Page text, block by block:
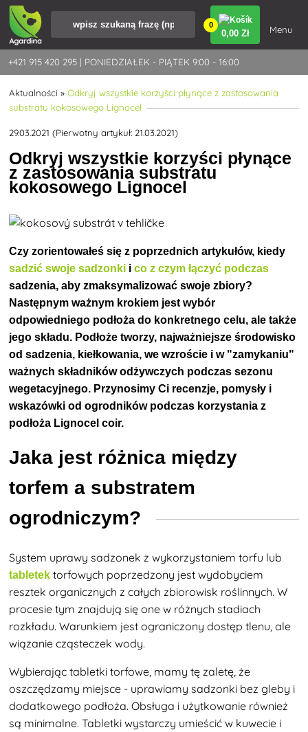
+421 915 420 295 | PONIEDZIAŁEK - PIĄTEK 9:00 - 16:00
0
0,00 Zł Menu
Aktualności »Odkryj wszystkie korzyści płynące z zastosowania
substratu kokosowego Lignocel
29.03.2021 (Pierwotny artykuł: 21.03.2021)
Odkryj wszystkie korzyści płynące
z zastosowania substratu
kokosowego Lignocel
Czy zorientowałeś się z poprzednich artykułów, kiedy
sadzić swoje sadzonki ico z czym łączyć podczas
sadzenia, aby zmaksymalizować swoje zbiory?
Następnym ważnym krokiem jest wybór
odpowiedniego podłoża do konkretnego celu, ale także
jego składu. Podłoże tworzy, najważniejsze środowisko
od sadzenia, kiełkowania, we wzroście i w "zamykaniu"
ważnych składników odżywczych podczas sezonu
wegetacyjnego. Przynosimy Ci recenzje, pomysły i
wskazówki od ogrodników podczas korzystania z
podłoża Lignocel coir.
Jaka jest różnica między
torfem a substratem
ogrodniczym?
System uprawy sadzonek z wykorzystaniem torfu lub
tabletek torfowych poprzedzony jest wydobyciem
resztek organicznych z całych zbiorowisk roślinnych. W
procesie tym znajdują się one w różnych stadiach
rozkładu. Warunkiem jest ograniczony dostęp tlenu, ale
wiązanie cząsteczek wody.
Wybierając tabletki torfowe, mamytę zaletę, że
oszczędzamy miejsce - uprawiamy sadzonki bez gleby i
dodatkowego podłoża. Obsługa i użytkowanie również
są minimalne. Tabletki wystarczy umieścić w kuwecie i